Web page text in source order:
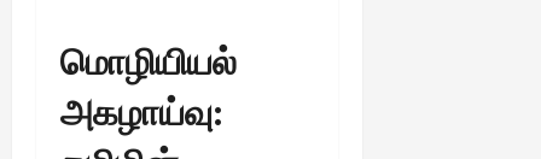
மொழியியல்
அகழாய்வு: